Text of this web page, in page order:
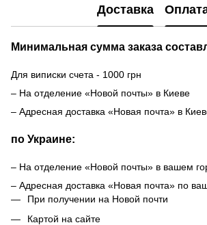
Доставка
Минимальная сумма заказа
Для виписки счета - 1000 грн
– На отделение «Новой почты» в Киеве
– Адресная доставка «Новая почта» в
по Украине:
– На отделение «Новой почты» в вашем
– Адресная доставка «Новая почта» по
При получении на Новой почти
Картой на сайте